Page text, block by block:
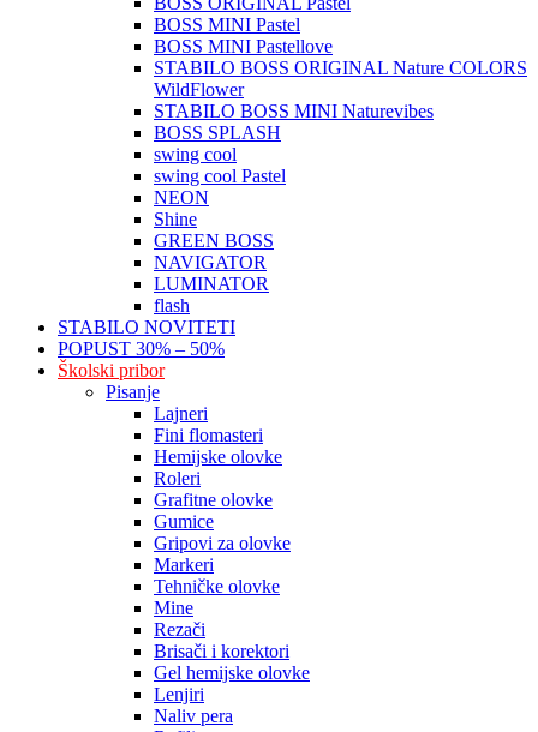
BOSS MINI Pastel
BOSS MINI Pastellove
STABILO BOSS ORIGINAL Nature COLORS
WildFlower
STABILO BOSS MINI Naturevibes
BOSS SPLASH
swing cool
swing cool Pastel
NEON
Shine
GREEN BOSS
NAVIGATOR
LUMINATOR
flash
STABILO NOVITETI
POPUST 30% – 50%
Školski pribor
Pisanje
Lajneri
Fini flomasteri
Hemijske olovke
Roleri
Grafitne olovke
Gumice
Gripovi za olovke
Markeri
Tehničke olovke
Mine
Rezači
Brisači i korektori
Gel hemijske olovke
Lenjiri
Naliv pera